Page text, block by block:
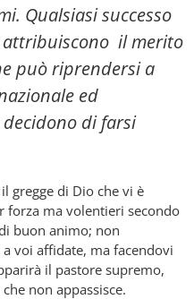
Qualsiasi successo
attribuiscono il merito
può riprendersi a
ed
decidono di farsi
gregge di Dio che vi è
forza ma volentieri secondo
buon animo; non
voi affidate, ma facendovi
il pastore supremo,
non appassisce.